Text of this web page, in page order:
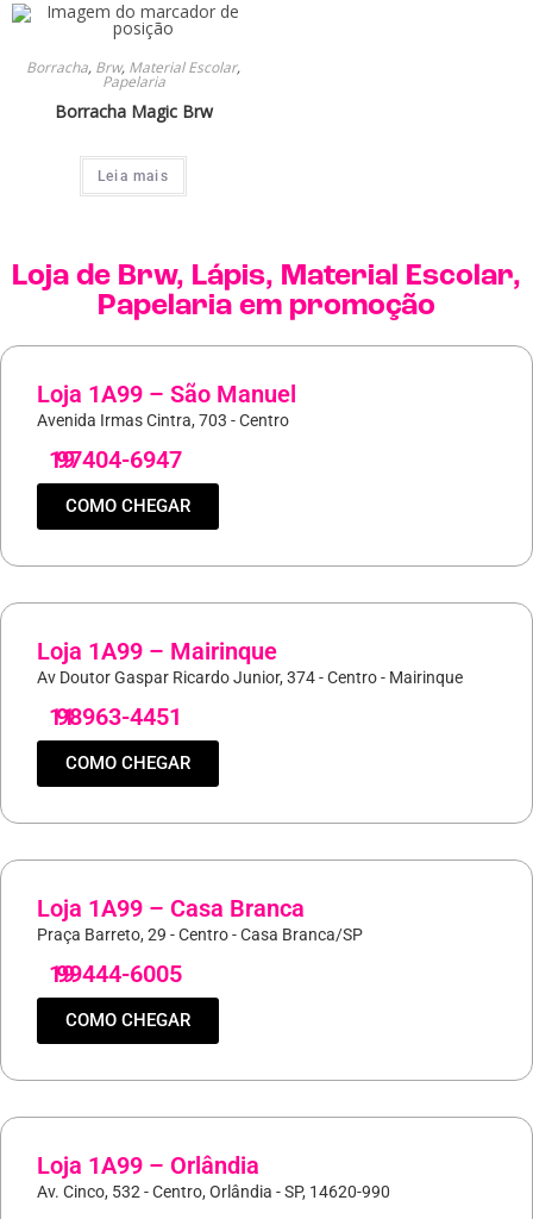
Borracha, Brw, Material Escolar,
Papelaria
Borracha Magic Brw
Leia mais
Loja de Brw, Lápis, Material Escolar,
Papelaria em promoção
Loja 1A99 – São Manuel
Avenida Irmas Cintra, 703 - Centro
19
97404-6947
COMO CHEGAR
Loja 1A99 – Mairinque
Av Doutor Gaspar Ricardo Junior, 374 - Centro - Mairinque
11
98963-4451
COMO CHEGAR
Loja 1A99 – Casa Branca
Praça Barreto, 29 - Centro - Casa Branca/SP
19
99444-6005
COMO CHEGAR
Loja 1A99 – Orlândia
Av. Cinco, 532 - Centro, Orlândia - SP, 14620-990